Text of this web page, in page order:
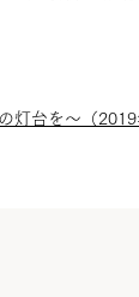
灯台を～（